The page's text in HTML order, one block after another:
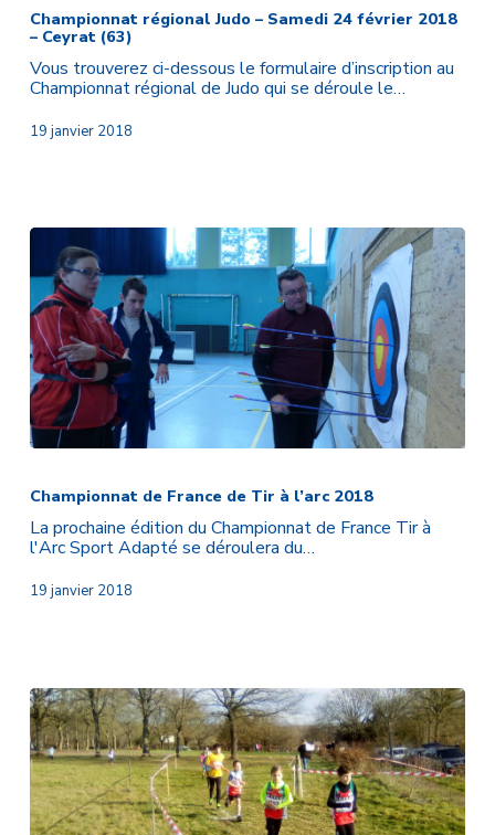
Judo
–
Samedi
24
février
2018
–
Championnat régional Judo – Samedi 24 février 2018
– Ceyrat (63)
Vous trouverez ci-dessous le formulaire d’inscription au
Championnat régional de Judo qui se déroule le…
19 janvier 2018
France
de
Tir
à
2018
Championnat de France de Tir à l’arc 2018
La prochaine édition du Championnat de France Tir à
l'Arc Sport Adapté se déroulera du…
19 janvier 2018